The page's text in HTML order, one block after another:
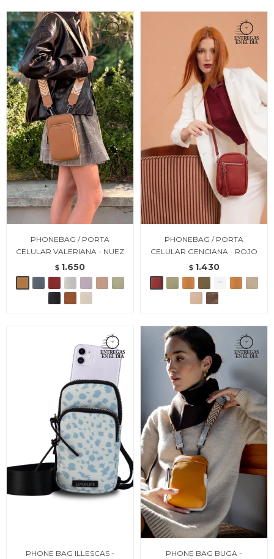
PHONEBAG / PORTA
CELULAR VALERIANA - NUEZ
$ 1.650
PHONEBAG / PORTA
CELULAR GENCIANA - ROJO
$ 1.430
PHONE BAG ILLESCAS -
PHONE BAG BUGA -